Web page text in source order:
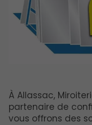
À Allassac,
partenaire de
vous offrons des